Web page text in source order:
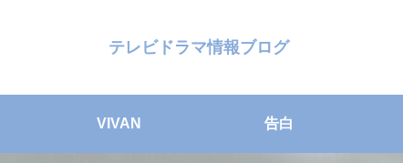
テレビドラマ情報ブログ
VIVAN 告白